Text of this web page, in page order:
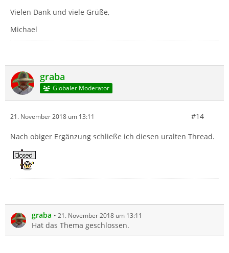
Vielen Dank und viele Grüße,
Michael
graba
Globaler Moderator
21. November 2018 um 13:11 #14
Nach obiger Ergänzung schließe ich diesen uralten Thread.
graba 21. November 2018 um 13:11
Hat das Thema geschlossen.